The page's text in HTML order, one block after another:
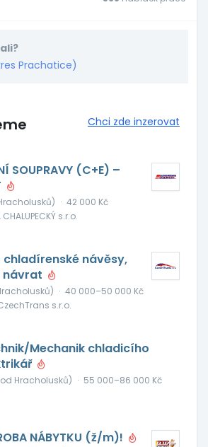
Prachatice)
Chci zde inzerovat
SOUPRAVY (C+E) –
· 42 000 Kč
CHALUPECKÝ s.r.o.
chladírenské návěsy,
návrat
· 40 000–50 000 Kč
s.r.o.
Mechanik chladicího
Hracholusků) · 55 000–86 000 Kč
NÁBYTKU (ž/m)!